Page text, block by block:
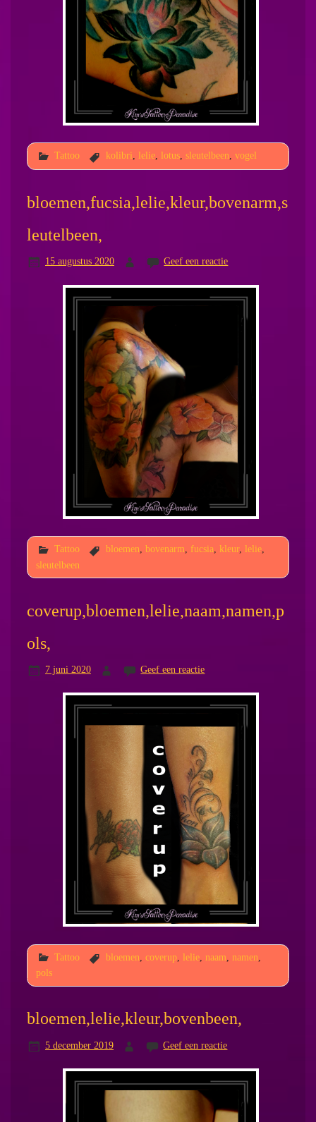
Tattoo kolibri, lelie, lotus, sleutelbeen, vogel
bloemen,fucsia,lelie,kleur,bovenarm,s
leutelbeen,
15 augustus 2020 Geef een reactie
Tattoo bloemen bovenarm fucsia kleur, lelie,
sleutelbeen
coverup,bloemen,lelie,naam,namen,p
ols,
7 juni 2020 Geef een reactie
Tattoo bloemen coverup, lelie, naam namen
pols
bloemen,lelie,kleur,bovenbeen,
5 december 2019 Geef een reactie